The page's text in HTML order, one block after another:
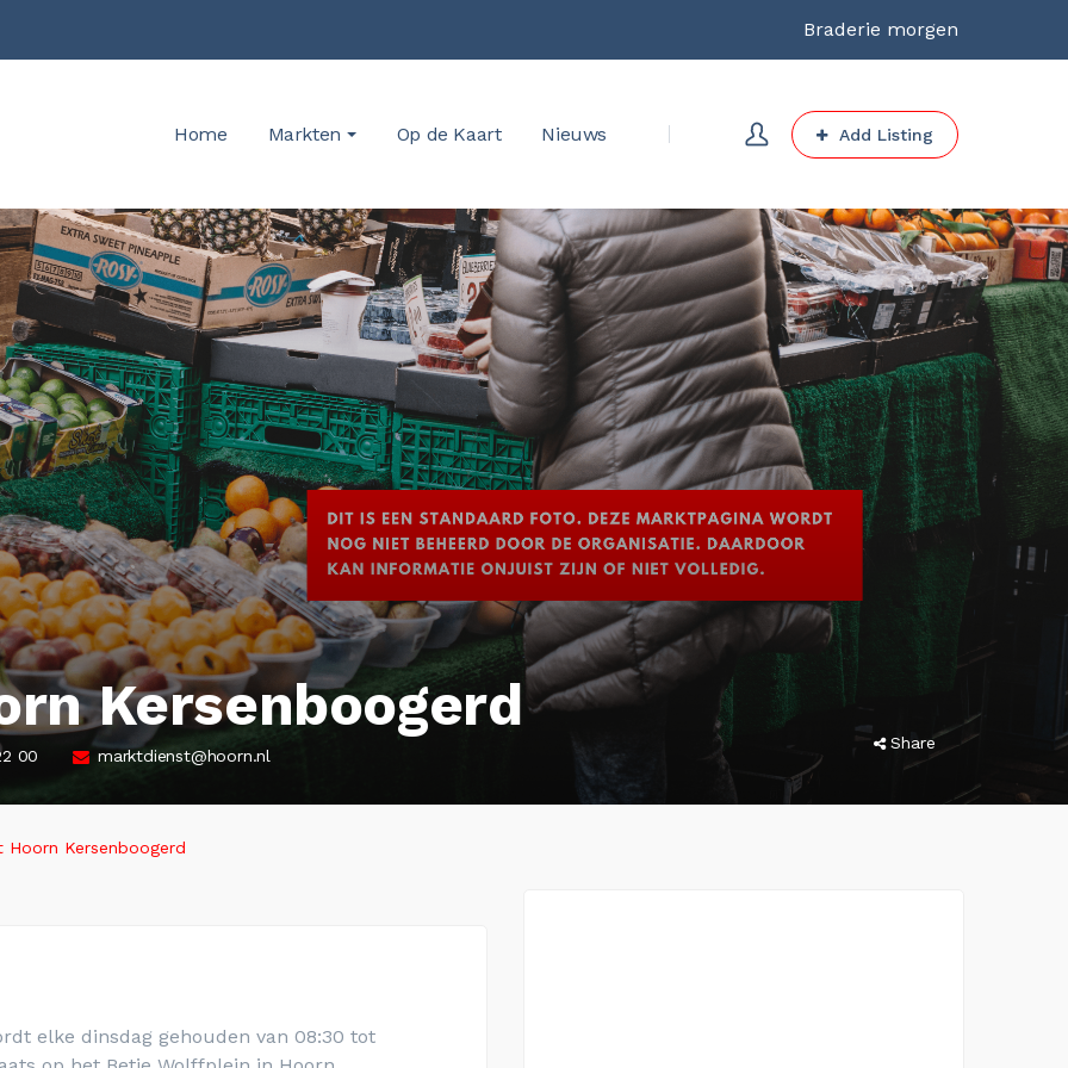
Braderie morgen
Home Markten Op de Kaart Nieuws Add Listing
Kersenboogerd
00 marktdienst@hoorn.nl
Share
Hoorn Kersenboogerd
elke dinsdag gehouden van 08:30 tot